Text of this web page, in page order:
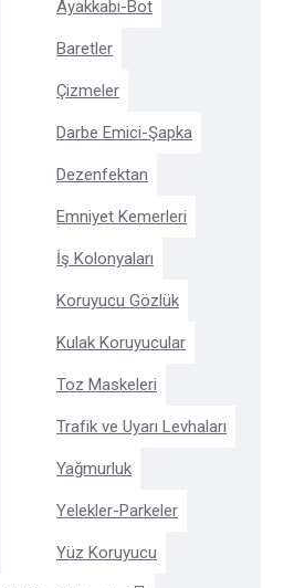
Ayakkabı-Bot
Baretler
Çizmeler
Darbe Emici-Şapka
Dezenfektan
Emniyet Kemerleri
İş Kolonyaları
Koruyucu Gözlük
Kulak Koruyucular
Toz Maskeleri
Trafik ve Uyarı Levhaları
Yağmurluk
Yelekler-Parkeler
Yüz Koruyucu